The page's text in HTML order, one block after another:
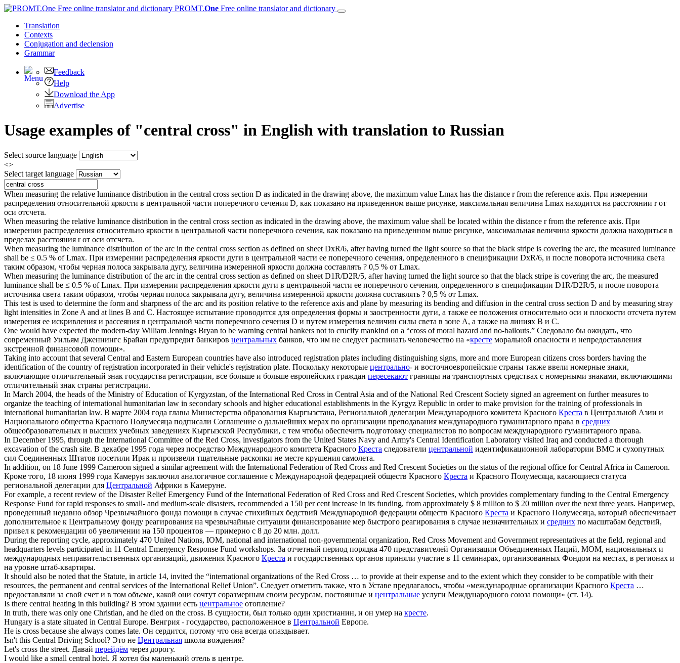
PROMT.One Free online translator and dictionary
Translation
Contexts
Conjugation and declension
Grammar
Feedback
Help
Download the App
Advertise
Usage examples of "central cross" in English with translation to Russian
Select source language
<>
Select target language
When measuring the relative luminance distribution in the central cross section D as indicated in the drawing above, the maximum value Lmax has the distance r from the reference axis. При измерении
распределения относительной яркости в центральной части поперечного сечения D, как показано на приведенном выше рисунке, максимальная величина Lmax находится на расстоянии r от
оси отсчета.
When measuring the relative luminance distribution in the central cross section as indicated in the drawing above, the maximum value shall be located within the distance r from the reference axis. При
измерении распределения относительно яркости в центральной части поперечного сечения, как показано на приведенном выше рисунке, максимальная величина яркости должна находиться в
пределах расстояния r от оси отсчета.
When measuring the luminance distribution of the arc in the central cross section as defined on sheet DxR/6, after having turned the light source so that the black stripe is covering the arc, the measured luminance
shall be ≤ 0.5 % of Lmax. При измерении распределения яркости дуги в центральной части ее поперечного сечения, определенного в спецификации DхR/6, и после поворота источника света
таким образом, чтобы черная полоса закрывала дугу, величина измеренной яркости должна составлять ? 0,5 % от Lmax.
When measuring the luminance distribution of the arc in the central cross section as defined on sheet D1R/D2R/5, after having turned the light source so that the black stripe is covering the arc, the measured
luminance shall be ≤ 0.5 % of Lmax. При измерении распределения яркости дуги в центральной части ее поперечного сечения, определенного в спецификации D1R/D2R/5, и после поворота
источника света таким образом, чтобы черная полоса закрывала дугу, величина измеренной яркости должна составлять ? 0,5 % от Lmax.
This test is used to determine the form and sharpness of the arc and its position relative to the reference axis and plane by measuring its bending and diffusion in the central cross section D and by measuring stray
light intensities in Zone A and at lines B and C. Настоящее испытание проводится для определения формы и заостренности дуги, а также ее положения относительно оси и плоскости отсчета путем
измерения ее искривления и рассеяния в центральной части поперечного сечения D и путем измерения величин силы света в зоне A, а также на линиях B и C.
One would have expected the modern-day William Jennings Bryan to be warning central bankers not to crucify mankind on a “cross of moral hazard and no-bailouts.” Следовало бы ожидать, что
современный Уильям Дженнингс Брайан предупредит банкиров центральных банков, что им не следует распинать человечество на «кресте моральной опасности и непредоставления
экстренной финансовой помощи».
Taking into account that several Central and Eastern European countries have also introduced registration plates including distinguishing signs, more and more European citizens cross borders having the
identification of the country of registration incorporated in their vehicle's registration plate. Поскольку некоторые центрально- и восточноевропейские страны также ввели номерные знаки,
включающие отличительный знак государства регистрации, все больше и больше европейских граждан пересекают границы на транспортных средствах с номерными знаками, включающими
отличительный знак страны регистрации.
In March 2004, the heads of the Ministry of Education of Kyrgyzstan, of the International Red Cross in Central Asia and of the National Red Crescent Society signed an agreement on further measures to
organize the teaching of international humanitarian law in secondary schools and higher educational establishments in the Kyrgyz Republic in order to make provision for the training of professionals in
international humanitarian law. В марте 2004 года главы Министерства образования Кыргызстана, Региональной делегации Международного комитета Красного Креста в Центральной Азии и
Национального общества Красного Полумесяца подписали Соглашение о дальнейших мерах по организации преподавания международного гуманитарного права в средних
общеобразовательных и высших учебных заведениях Кыргызской Республики, с тем чтобы обеспечить подготовку специалистов по вопросам международного гуманитарного права.
In December 1995, through the International Committee of the Red Cross, investigators from the United States Navy and Army's Central Identification Laboratory visited Iraq and conducted a thorough
excavation of the crash site. В декабре 1995 года через посредство Международного комитета Красного Креста следователи центральной идентификационной лаборатории ВМС и сухопутных
сил Соединенных Штатов посетили Ирак и произвели тщательные раскопки не месте крушения самолета.
In addition, on 18 June 1999 Cameroon signed a similar agreement with the International Federation of Red Cross and Red Crescent Societies on the status of the regional office forCentral Africa in Cameroon.
Кроме того, 18 июня 1999 года Камерун заключил аналогичное соглашение с Международной федерацией обществ Красного Креста и Красного Полумесяца, касающиеся статуса
региональной делегации для Центральной Африки в Камеруне.
For example, a recent review of the Disaster Relief Emergency Fund of the International Federation of Red Cross and Red Crescent Societies, which provides complementary funding to the Central Emergency
Response Fund for rapid responses to small- and medium-scale disasters, recommended a 150 per cent increase in its funding, from approximately $ 8 million to $ 20 million over the next three years. Например,
проведенный недавно обзор Чрезвычайного фонда помощи в случае стихийных бедствий Международной федерации обществ Красного Креста и Красного Полумесяца, который обеспечивает
дополнительное к Центральному фонду реагирования на чрезвычайные ситуации финансирование мер быстрого реагирования в случае незначительных и средних по масштабам бедствий,
привел к рекомендации об увеличении на 150 процентов — примерно с 8 до 20 млн. долл.
During the reporting cycle, approximately 470 United Nations, IOM, national and international non-governmental organization, Red Cross Movement and Government representatives at the field, regional and
headquarters levels participated in 11 Central Emergency Response Fund workshops. За отчетный период порядка 470 представителей Организации Объединенных Наций, МОМ, национальных и
международных неправительственных организаций, движения Красного Креста и государственных органов приняли участие в 11 семинарах, организованных Фондом на местах, в регионах и
на уровне штаб-квартиры.
It should also be noted that the Statute, in article 14, invited the “international organizations of the Red Cross … to provide at their expense and to the extent which they consider to be compatible with their
resources, the permanent and central services of the International Relief Union”. Следует отметить также, что в Уставе предлагалось, чтобы «международные организации Красного Креста …
предоставляли за свой счет и в том объеме, какой они сочтут соразмерным своим ресурсам, постоянные и центральные услуги Международного союза помощи» (ст. 14).
Is there central heating in this building? В этом здании есть центральное отопление?
In truth, there was only one Christian, and he died on the cross. В сущности, был только один христианин, и он умер на кресте.
Hungary is a state situated in Central Europe. Венгрия - государство, расположенное в Центральной Европе.
He is cross because she always comes late. Он сердится, потому что она всегда опаздывает.
Isn't this Central Driving School? Это не Центральная школа вождения?
Let's cross the street. Давай перейдём через дорогу.
I would like a small central hotel. Я хотел бы маленький отель в центре.